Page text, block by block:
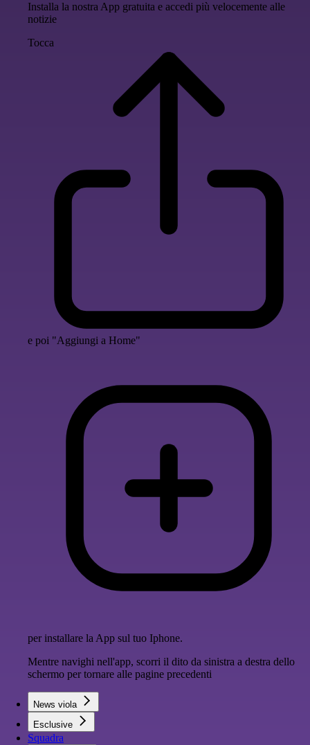
Installa la nostra App gratuita e accedi più velocemente alle
notizie
Tocca
e poi "Aggiungi a Home"
per installare la App sul tuo Iphone.
Mentre navighi nell'app, scorri il dito da sinistra a destra dello
schermo per tornare alle pagine precedenti
News viola
Esclusive
Squadra